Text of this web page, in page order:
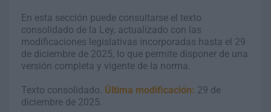
En esta sección puede consultarse el texto
consolidado de la Ley, actualizado con las
modificaciones legislativas incorporadas hasta el 29
de diciembre de 2025, lo que permite disponer de una
versión completa y vigente de la norma.
Texto consolidado. Última modificación: 29 de
diciembre de 2025.